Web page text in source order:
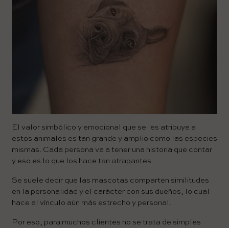
El valor simbólico y emocional que se les atribuye a
estos animales es tan grande y amplio como las especies
mismas. Cada persona va a tener una historia que contar
y eso es lo que los hace tan atrapantes.
Se suele decir que las mascotas comparten similitudes
en la personalidad y el carácter con sus dueños, lo cual
hace al vínculo aún más estrecho y personal.
Por eso, para muchos clientes no se trata de simples